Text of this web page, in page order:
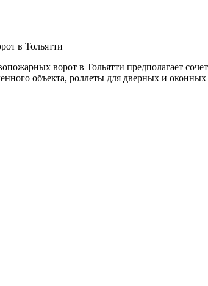
в Тольятти
ворот в Тольятти предполагает
объекта, роллеты для дверных и